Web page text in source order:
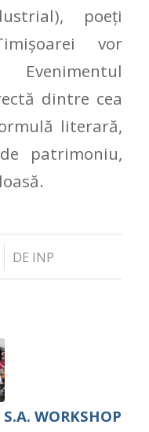
poeţi
vor
dintre cea
literară,
patrimoniu,
DE INP
WORKSHOP